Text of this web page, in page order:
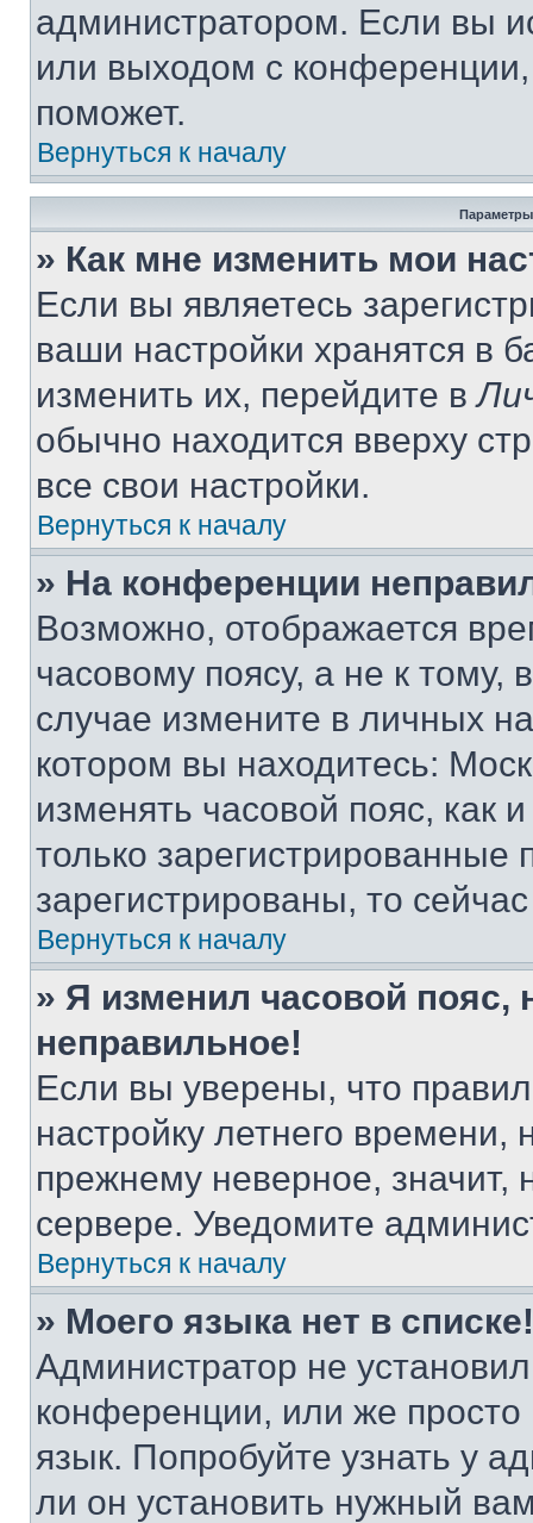
администратором. Если вы
или выходом с
поможет.
Вернуться к началу
Параметры
» Как мне изменить мои
Если вы являетесь
ваши настройки хранятся в
изменить их, перейдите в
обычно находится вверху
все свои настройки.
Вернуться к началу
» На конференции
Возможно, отображается
часовому поясу, а не к тому,
случае измените в личных
котором вы находитесь:
изменять часовой пояс, как
только
зарегистрированы, то
Вернуться к началу
» Я изменил часовой пояс,
неправильное!
Если вы уверены, что
настройку летнего
прежнему неверное, значит,
сервере. Уведомите
Вернуться к началу
» Моего языка нет в списке!
Администратор не
конференции, или же
язык. Попробуйте узнать у
ли он установить нужный